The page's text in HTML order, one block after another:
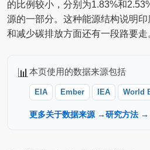
的比例较小，分别为1.83%和
源的一部分。这种能源结构说明
和减少碳排放方面还有一段路要走
📊 本页使用的数据来源包括
EIA Ember IEA World
更多关于数据来源 →研究方法 →